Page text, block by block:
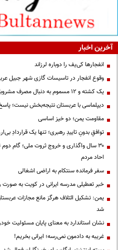
آخرین اخبار
انفجارها کی‌یف را دوباره لرزاند
وقوع انفجار در تاسیسات گازی شهر جبیل
یک کشته و ۱۲ مسموم به دنبال مصرف مشروبات الکلی در نیشابور
دیپلماسی با عربستان نتیجه‌بخش نیست؛
مقاومت یمن؛ دو خیز اساسی
توافقِ بدونِ تاییدِ رهبری؛ تنها یک قراردادِ
۳۰ سال واگذاری و خروج ثروت ملی؛ گام
احاد مردم
سفر فرمانده سنتکام به اراضی اشغالی
خبر تعطیلی مدرسه ایرانی در کویت به
یمن: تشکیل ائتلاف هرگز مانع مجازات
شد
نشان استاندارد به معنای پایان مسئولیت
غریبه به دادمون نمی‌رسه؛ ایرانی بخریم!